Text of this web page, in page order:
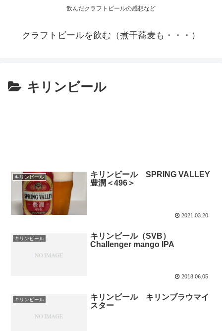
飲んだクラフトビールの感想など
クラフトビールを飲む（煮干蕎麦も・・・）
キリンビール
キリンビール
キリンビール SPRING VALLEY
豊潤＜496＞
2021.03.20
キリンビール
キリンビール（SVB）
Challenger mango IPA
2018.06.05
キリンビール
キリンビール キリンブラウマイ
スター